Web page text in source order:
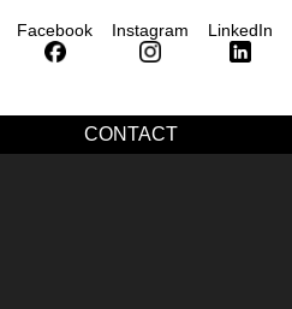
CONTACT
Facebook Instagram LinkedIn